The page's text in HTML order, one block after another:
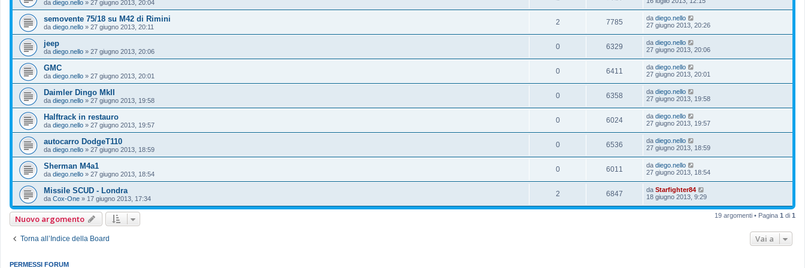
da diego.nello » 27 giugno 2013, 20:04
semovente 75/18 su M42 di Rimini
da diego.nello » 27 giugno 2013, 20:11
2 7785 da diego.nello
27 giugno 2013, 20:26
jeep
da diego.nello » 27 giugno 2013, 20:06
0 6329 da diego.nello
27 giugno 2013, 20:06
GMC
da diego.nello » 27 giugno 2013, 20:01
0 6411 da diego.nello
27 giugno 2013, 20:01
Daimler Dingo MkII
da diego.nello » 27 giugno 2013, 19:58
0 6358 da diego.nello
27 giugno 2013, 19:58
Halftrack in restauro
da diego.nello » 27 giugno 2013, 19:57
0 6024 da diego.nello
27 giugno 2013, 19:57
autocarro DodgeT110
da diego.nello » 27 giugno 2013, 18:59
0 6536 da diego.nello
27 giugno 2013, 18:59
Sherman M4a1
da diego.nello » 27 giugno 2013, 18:54
0 6011 da diego.nello
27 giugno 2013, 18:54
Missile SCUD - Londra
da Cox-One » 17 giugno 2013, 17:34
2 6847 da Starfighter84
18 giugno 2013, 9:29
Nuovo argomento 19 argomenti • Pagina 1 di 1
Torna all’Indice della Board Vai a
PERMESSI FORUM